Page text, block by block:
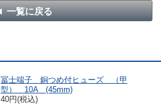
一覧に戻る
冨士端子 銅つめ付ヒューズ （甲
型） 10A (45mm)
40円(税込)